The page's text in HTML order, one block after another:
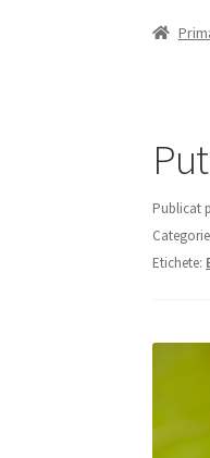
Publicat
Etichete: